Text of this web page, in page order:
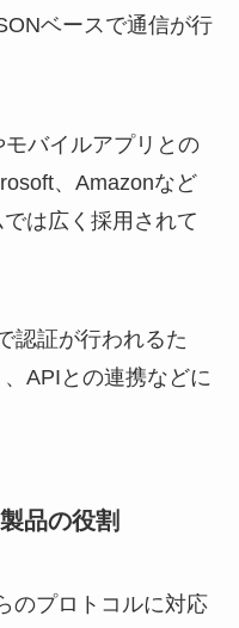
ベースで通信が行
バイルアプリとの
、Amazonなど
は広く採用されて
認証が行われるた
APIとの連携などに
品の役割
のプロトコルに対応